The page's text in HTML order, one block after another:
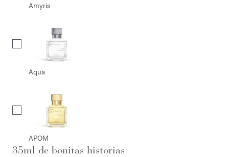
Amyris
Aqua
APOM
35ml de bonitas historias